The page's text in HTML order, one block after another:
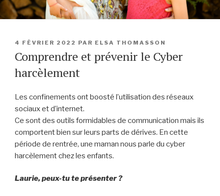
PUBLIÉ
4 FÉVRIER 2022 PAR ELSA THOMASSON
Comprendre et prévenir le Cyber
harcèlement
Les confinements ont boosté l’utilisation des réseaux
sociaux et d’internet.
Ce sont des outils formidables de communication mais ils
comportent bien sur leurs parts de dérives. En cette
période de rentrée, une maman nous parle du cyber
harcèlement chez les enfants.
Laurie, peux-tu te présenter ?